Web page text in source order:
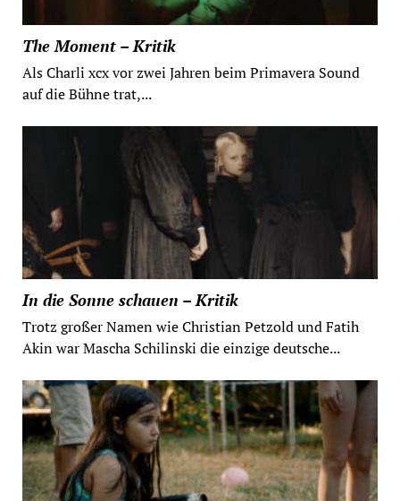
The Moment – Kritik
Als Charli xcx vor zwei Jahren beim Primavera Sound
auf die Bühne trat,...
In die Sonne schauen – Kritik
Trotz großer Namen wie Christian Petzold und Fatih
Akin war Mascha Schilinski die einzige deutsche...